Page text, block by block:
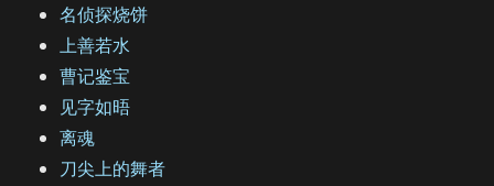
名侦探烧饼
上善若水
曹记鉴宝
见字如晤
离魂
刀尖上的舞者